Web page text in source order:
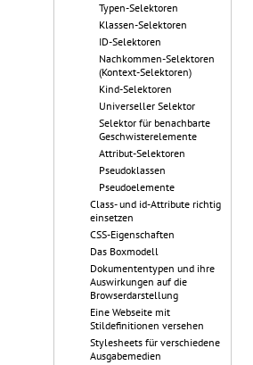
Typen-Selektoren
Klassen-Selektoren
ID-Selektoren
Nachkommen-Selektoren
(Kontext-Selektoren)
Kind-Selektoren
Universeller Selektor
Selektor für benachbarte
Geschwisterelemente
Attribut-Selektoren
Pseudoklassen
Pseudoelemente
Class- und id-Attribute richtig
einsetzen
CSS-Eigenschaften
Das Boxmodell
Dokumententypen und ihre
Auswirkungen auf die
Browserdarstellung
Eine Webseite mit
Stildefinitionen versehen
Stylesheets für verschiedene
Ausgabemedien